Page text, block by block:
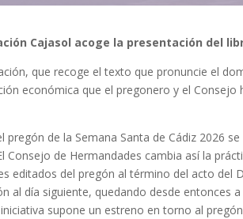
Cajasol acoge la presentación del
que recoge el texto que pronuncie el
económica que el pregonero y el
pregón de la Semana Santa de Cádiz 2026
Consejo de Hermandades cambia así la
editados del pregón al término del acto del
al día siguiente, quedando desde entonces
iniciativa supone un estreno en torno al